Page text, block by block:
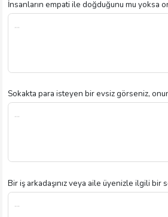
İnsanların empati ile doğduğunu mu yoksa
Sokakta para isteyen bir evsiz görseniz,
Bir iş arkadaşınız veya aile üyenizle ilgili